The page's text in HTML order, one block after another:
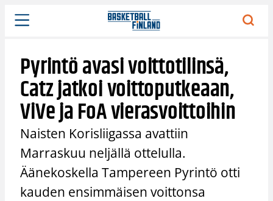
Siirry
sisältöön
Pyrintö avasi voittotilinsä,
Catz jatkoi voittoputkeaan,
ViVe ja FoA vierasvoittoihin
Naisten Korisliigassa avattiin
Marraskuu neljällä ottelulla.
Äänekoskella Tampereen Pyrintö otti
kauden ensimmäisen voittonsa